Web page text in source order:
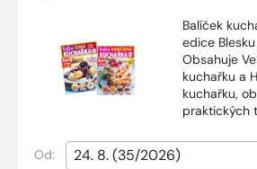
Balíček
edice
Obsahuje
kuchařku a
kuchařku,
praktických
Od: